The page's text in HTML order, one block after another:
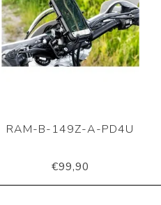
RAM-B-149Z-A-PD4U
€99,90